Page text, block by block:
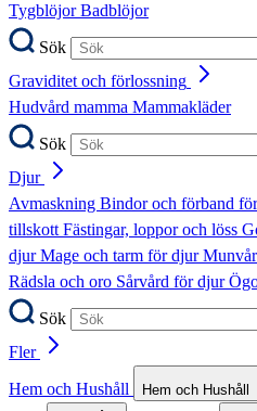
TygblöjorBadblöjor
Sök
Graviditet och förlossning
Hudvård mamma Mammakläder
Sök
Djur
Avmaskning Bindor och förband
tillskottFästingar, loppor och löss
djurMage och tarm för djur
Rädsla och oro Sårvård för djur
Sök
Fler
Hem och Hushåll
Hem och Hushåll